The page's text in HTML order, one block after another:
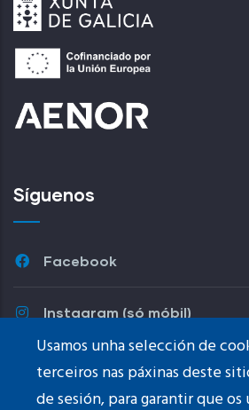
Usamos unha selección de
terceiros nas páxinas deste
de sesión, para garantir que os
Síguenos
Facebook
Instagram (só móbil)
Youtube